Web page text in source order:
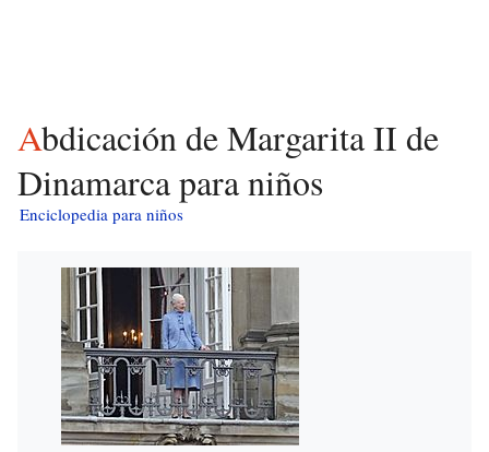
Abdicación de Margarita II de
Dinamarca para niños
Enciclopedia para niños